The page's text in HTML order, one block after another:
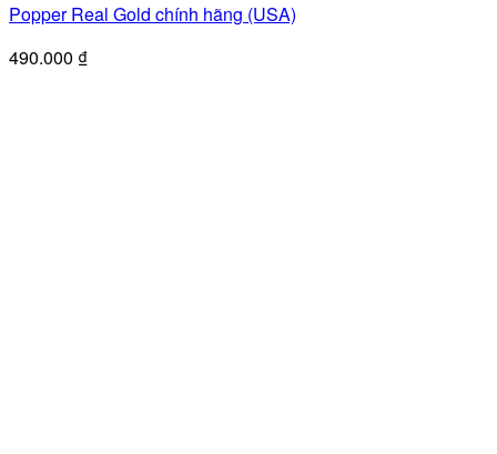
Popper Real Gold chính hãng (USA)
490.000 ₫